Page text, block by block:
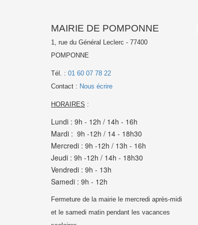
MAIRIE DE POMPONNE
1, rue du Général Leclerc - 77400
POMPONNE
Tél. : 01 60 07 78 22
Contact : Nous écrire
HORAIRES :
Lundi : 9h - 12h / 14h - 16h
Mardi : 9h -12h / 14 - 18h30
Mercredi : 9h -12h / 13h - 16h
Jeudi : 9h -12h / 14h - 18h30
Vendredi : 9h - 13h
Samedi : 9h - 12h
Fermeture de la mairie le mercredi après-midi
et le samedi matin pendant les vacances